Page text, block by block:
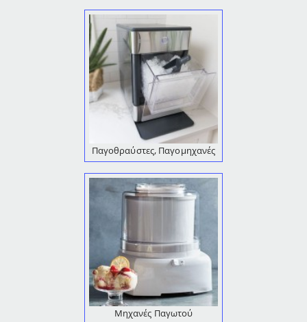
Παγοθραύστες, Παγομηχανές
Μηχανές Παγωτού